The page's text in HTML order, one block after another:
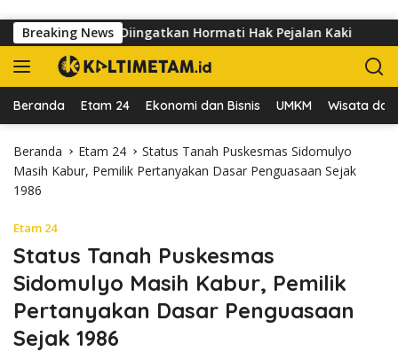
Breaking News
Usaha Diingatkan Hormati Hak Pejalan Kaki
Beranda Etam 24 Ekonomi dan Bisnis UMKM Wisata dan
Beranda Etam 24
Status Tanah Puskesmas Sidomulyo
Masih Kabur, Pemilik Pertanyakan Dasar Penguasaan Sejak
1986
Etam 24
Status Tanah Puskesmas
Sidomulyo Masih Kabur, Pemilik
Pertanyakan Dasar Penguasaan
Sejak 1986